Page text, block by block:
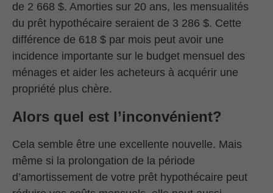
de 2 668 $. Amorties sur 20 ans, les mensualités
du prêt hypothécaire seraient de 3 286 $. Cette
différence de 618 $ par mois peut avoir une
incidence importante sur le budget mensuel des
ménages et aider les acheteurs à acquérir une
propriété plus chère.
Alors quel est l’inconvénient?
Cela semble être une excellente nouvelle. Mais
même si la prolongation de la période
d’amortissement de votre prêt hypothécaire peut